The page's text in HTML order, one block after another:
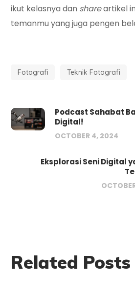
ikut kelasnya dan shareartikel
temanmu yang juga pengen
Fotografi Teknik Fotografi
Podcast Sahabat
Digital!
OCTOBER 4, 2024
Eksplorasi Seni Digital
Related Posts